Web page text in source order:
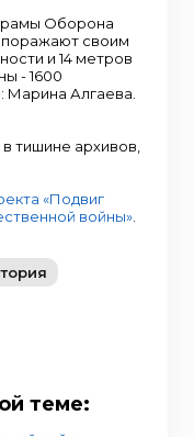
Оборона
своим
и 14 метров
- 1600
Марина Алгаева.
тишине архивов,
«Подвиг
войны»
теме: